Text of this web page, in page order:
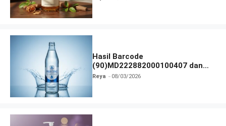
Hasil Barcode
(90)MD222882000100407 dan
Izin BPOM
Reya 08/03/2026